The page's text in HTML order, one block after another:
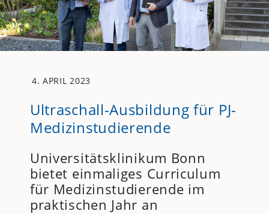
4. APRIL 2023
Ultraschall-Ausbildung für PJ-
Medizinstudierende
Universitätsklinikum Bonn
bietet einmaliges Curriculum
für Medizinstudierende im
praktischen Jahr an